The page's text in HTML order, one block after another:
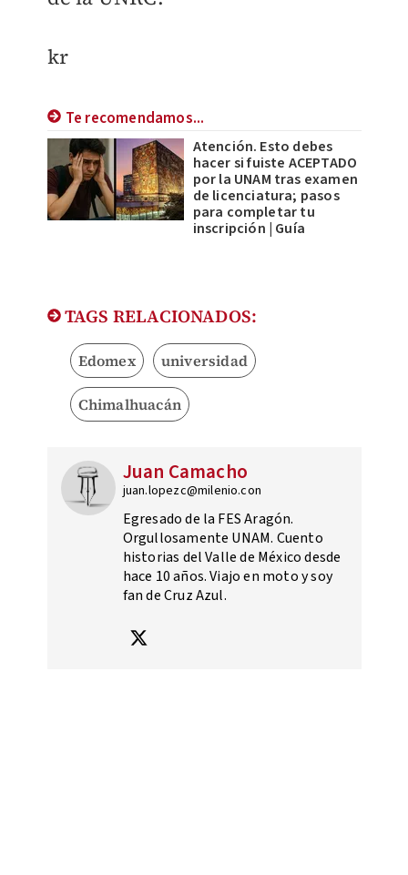
kr
Te recomendamos...
Atención. Esto debes
hacer si fuiste ACEPTADO
por la UNAM tras examen
de licenciatura; pasos
para completar tu
inscripción | Guía
TAGS RELACIONADOS:
Edomex universidad
Chimalhuacán
Juan Camacho
juan.lopezc@milenio.con
Egresado de la FES Aragón.
Orgullosamente UNAM. Cuento
historias del Valle de México desde
hace 10 años. Viajo en moto y soy
fan de Cruz Azul.